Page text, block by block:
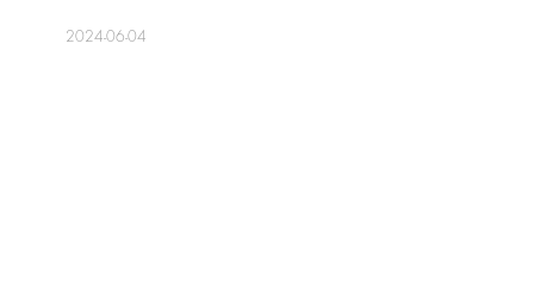
2024-06-04